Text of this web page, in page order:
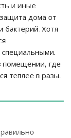
и иные
дома от
бактерий. Хотя
помещении, где
теплее в разы.